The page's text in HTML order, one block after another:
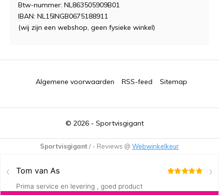
Btw-nummer: NL863505909B01
IBAN: NL15INGB0675188911
(wij zijn een webshop, geen fysieke winkel)
© 2026 - Sportvisgigant
Algemene voorwaarden RSS-feed Sitemap
Sportvisgigant/ - Reviews @ Webwinkelkeur